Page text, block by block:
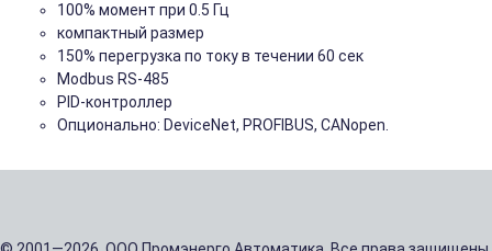
100% момент при 0.5 Гц
компактный размер
150% перегрузка по току в течении 60 сек
Modbus RS-485
PID-контроллер
Опционально: DeviceNet, PROFIBUS, CANopen.